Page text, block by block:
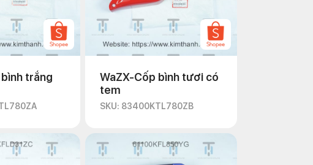
trắng
WaZX-Cốp bình tươi có
tem
SKU: 83400KTL780ZB